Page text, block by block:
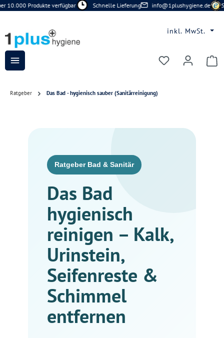
Zum Hauptinhalt springen
10.000 Produkte verfügbar Schnelle Lieferung info@1plushygiene.de
inkl. MwSt.
Du hast 0
Ratgeber Das Bad - hygienisch sauber (Sanitärreinigung)
Ratgeber Bad & Sanitär
Das Bad
hygienisch
reinigen – Kalk,
Urinstein,
Seifenreste &
Schimmel
entfernen